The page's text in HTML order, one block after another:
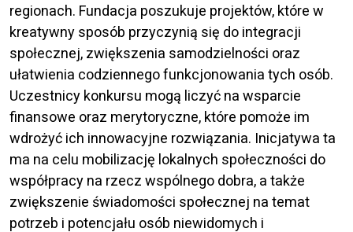
regionach. Fundacja poszukuje projektów, które w
kreatywny sposób przyczynią się do integracji
społecznej, zwiększenia samodzielności oraz
ułatwienia codziennego funkcjonowania tych osób.
Uczestnicy konkursu mogą liczyć na wsparcie
finansowe oraz merytoryczne, które pomoże im
wdrożyć ich innowacyjne rozwiązania. Inicjatywa ta
ma na celu mobilizację lokalnych społeczności do
współpracy na rzecz wspólnego dobra, a także
zwiększenie świadomości społecznej na temat
potrzeb i potencjału osób niewidomych i